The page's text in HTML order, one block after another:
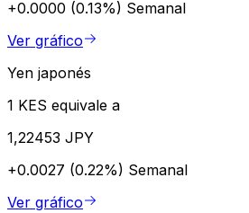
+0.0000 (0.13%) Semanal
Ver gráfico
Yen japonés
1 KES equivale a
1,22453 JPY
+0.0027 (0.22%) Semanal
Ver gráfico